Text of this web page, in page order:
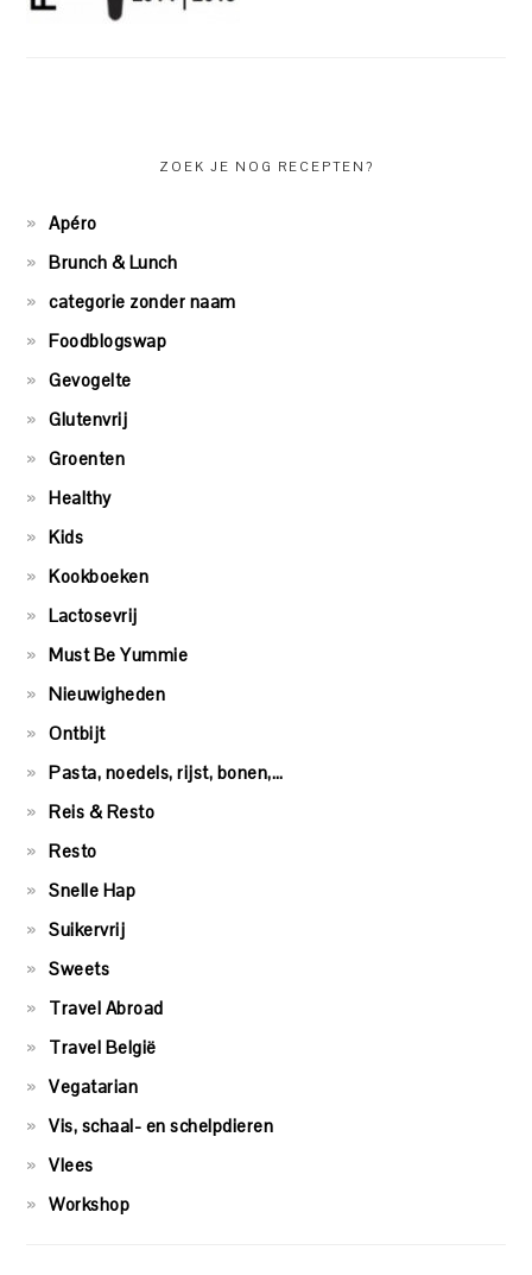
ZOEK JE NOG RECEPTEN?
Apéro
Brunch & Lunch
categorie zonder naam
Foodblogswap
Gevogelte
Glutenvrij
Groenten
Healthy
Kids
Kookboeken
Lactosevrij
Must Be Yummie
Nieuwigheden
Ontbijt
Pasta, noedels, rijst, bonen,…
Reis & Resto
Resto
Snelle Hap
Suikervrij
Sweets
Travel Abroad
Travel België
Vegatarian
Vis, schaal- en schelpdieren
Vlees
Workshop